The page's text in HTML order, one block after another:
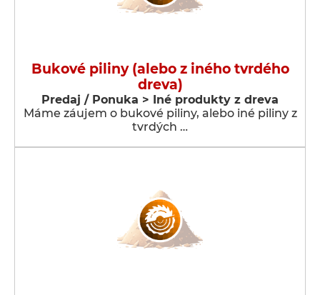
Bukové piliny (alebo z iného tvrdého
dreva)
Predaj / Ponuka > Iné produkty z dreva
Máme záujem o bukové piliny, alebo iné piliny z
tvrdých …